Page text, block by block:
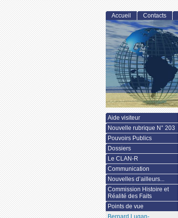
Accueil Contacts
Aide visiteur
Nouvelle rubrique N° 203
Pouvoirs Publics
Dossiers
Le CLAN-R
Communication
Nouvelles d’ailleurs...
Commission Histoire et
Réalité des Faits
Points de vue